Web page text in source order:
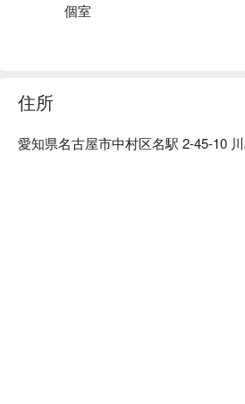
個室
住所
愛知県名古屋市中村区名駅 2-45-10